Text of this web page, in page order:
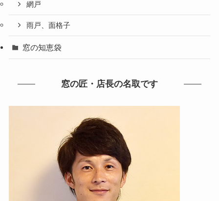
網戸
雨戸、面格子
窓の知恵袋
窓の匠・店長の名取です